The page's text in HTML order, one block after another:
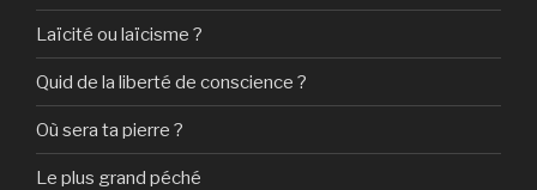
Laïcité ou laïcisme ?
Quid de la liberté de conscience ?
Où sera ta pierre ?
Le plus grand péché